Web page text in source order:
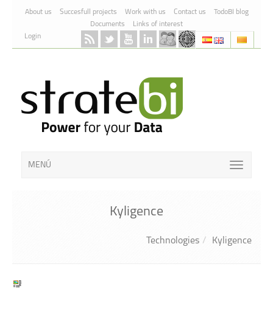
Skip to Content
About us Succesfull projects Work with us Contact us
TodoBI blog
Documents
Links of interest
Login
MENÚ
Kyligence
Technologies Kyligence